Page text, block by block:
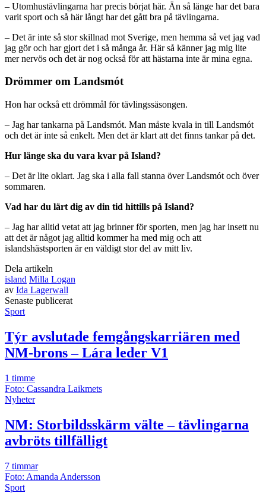
– Utomhustävlingarna har precis börjat här. Än så länge har det bara
varit sport och så här långt har det gått bra på tävlingarna.
– Det är inte så stor skillnad mot Sverige, men hemma så vet jag vad
jag gör och har gjort det i så många år. Här så känner jag mig lite
mer nervös och det är nog också för att hästarna inte är mina egna.
Drömmer om Landsmót
Hon har också ett drömmål för tävlingssäsongen.
– Jag har tankarna på Landsmót. Man måste kvala in till Landsmót
och det är inte så enkelt. Men det är klart att det finns tankar på det.
Hur länge ska du vara kvar på Island?
– Det är lite oklart. Jag ska i alla fall stanna över Landsmót och över
sommaren.
Vad har du lärt dig av din tid hittills på Island?
– Jag har alltid vetat att jag brinner för sporten, men jag har insett nu
att det är något jag alltid kommer ha med mig och att
islandshästsporten är en väldigt stor del av mitt liv.
Dela artikeln
island Milla Logan
av Ida Lagerwall
Senaste publicerat
Sport
Týr avslutade femgångskarriären med
NM-brons – Lára leder V1
1 timme
Foto: Cassandra Laikmets
Nyheter
NM: Storbildsskärm välte – tävlingarna
avbröts tillfälligt
7 timmar
Foto: Amanda Andersson
Sport